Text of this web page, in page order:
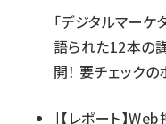
「デジタルマー
語られた12本の
開！ 要チェックの
［【レポート】